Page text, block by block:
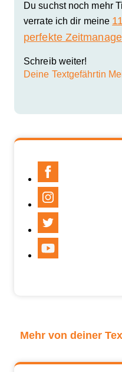
Du suchst noch mehr
verrate ich dir meine
perfekte
Schreib weiter!
Deine Textgefährtin
Mehr von deiner